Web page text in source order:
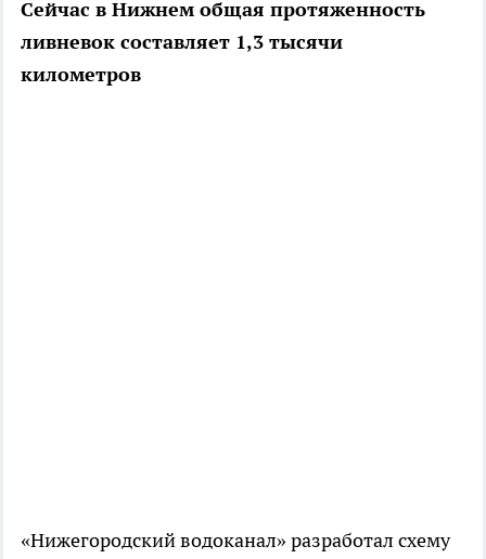
Сейчас в Нижнем общая протяженность
ливневок составляет 1,3 тысячи
километров
«Нижегородский водоканал» разработал схему